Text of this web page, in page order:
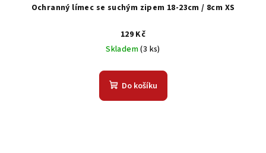
Ochranný límec se suchým zipem 18-23cm / 8cm XS
129 Kč
Skladem(3 ks)
Do košíku